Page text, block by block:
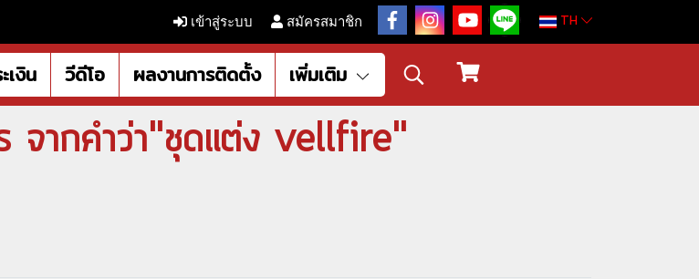
เข้าสู่ระบบ สมัครสมาชิก TH
เงิน วีดีโอ ผลงานการติดตั้ง เพิ่มเติม
จากคำว่า"ชุดแต่ง vellfire"